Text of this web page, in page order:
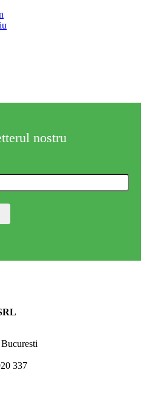
nostru
337